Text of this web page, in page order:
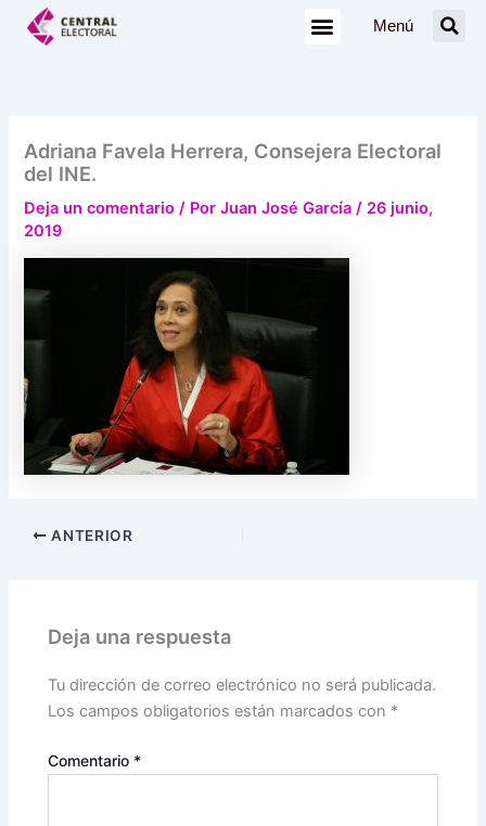
Menú
Adriana Favela Herrera, Consejera Electoral
del INE.
Deja un comentario / PorJuan José García/ 26 junio,
2019
ANTERIOR
Deja una respuesta
Tu dirección de correo electrónico no será publicada.
Los campos obligatorios están marcados con *
Comentario *